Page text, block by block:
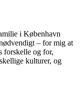
i København
– for mig at
forskelle og for,
kulturer, og